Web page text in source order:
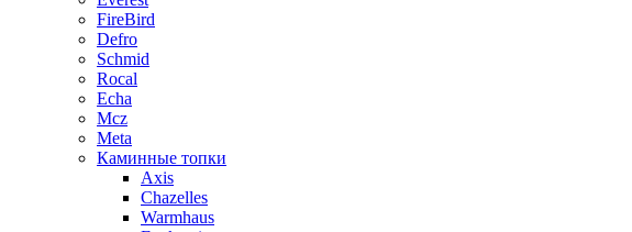
FireBird
Defro
Schmid
Rocal
Echa
Mcz
Meta
Каминные топки
Axis
Chazelles
Warmhaus